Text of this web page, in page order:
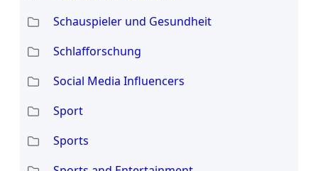
Schauspieler und Gesundheit
Schlafforschung
Social Media Influencers
Sport
Sports